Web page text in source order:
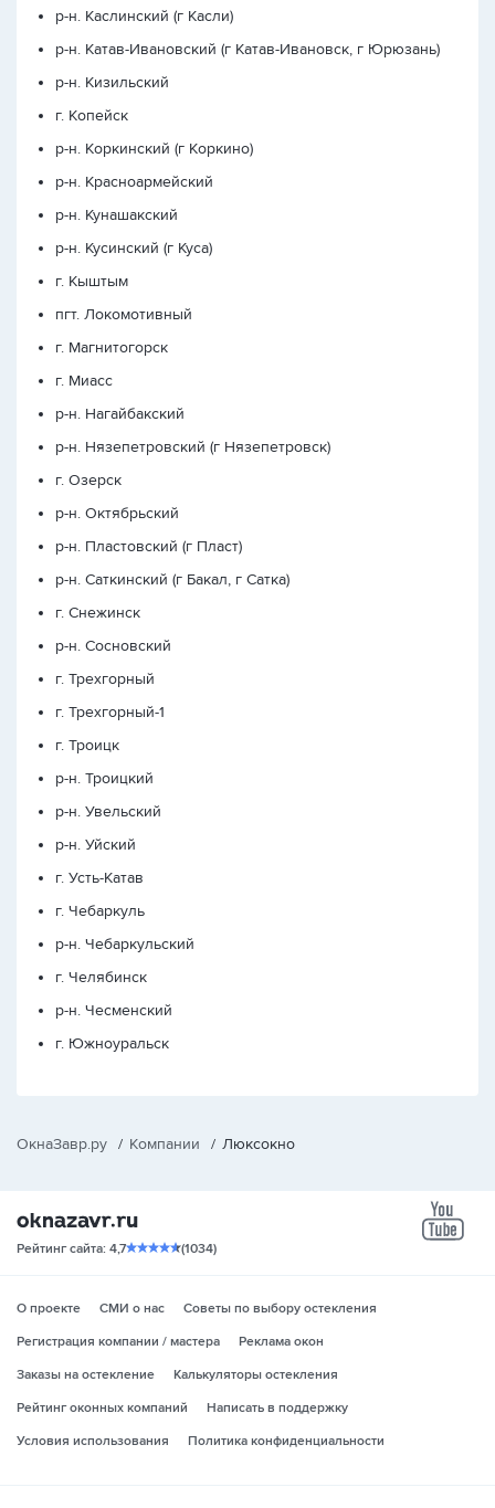
р-н. Каслинский (г Касли)
р-н. Катав-Ивановский (г Катав-Ивановск, г Юрюзань)
р-н. Кизильский
г. Копейск
р-н. Коркинский (г Коркино)
р-н. Красноармейский
р-н. Кунашакский
р-н. Кусинский (г Куса)
г. Кыштым
пгт. Локомотивный
г. Магнитогорск
г. Миасс
р-н. Нагайбакский
р-н. Нязепетровский (г Нязепетровск)
г. Озерск
р-н. Октябрьский
р-н. Пластовский (г Пласт)
р-н. Саткинский (г Бакал, г Сатка)
г. Снежинск
р-н. Сосновский
г. Трехгорный
г. Трехгорный-1
г. Троицк
р-н. Троицкий
р-н. Увельский
р-н. Уйский
г. Усть-Катав
г. Чебаркуль
р-н. Чебаркульский
г. Челябинск
р-н. Чесменский
г. Южноуральск
ОкнаЗавр.ру / Компании / Люксокно
Рейтинг сайта: 4,7 (1034)
О проекте СМИ о нас
Советы по выбору остекления
Регистрация компании / мастера
Реклама окон
Заказы на остекление
Калькуляторы остекления
Рейтинг оконных компаний
Написать в поддержку
Условия использования
Политика конфиденциальности